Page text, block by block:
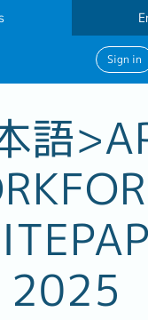
Sign in
語
2025